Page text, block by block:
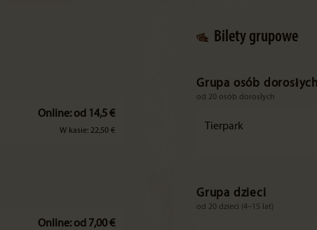
Online: od 14,5 €
W kasie: 22,50 €
Online: od 7,00 €
Bilety grupowe
Grupa osób dorosłych
od 20 osób dorosłych
Tierpark
Grupa dzieci
od 20 dzieci (4–15 lat)